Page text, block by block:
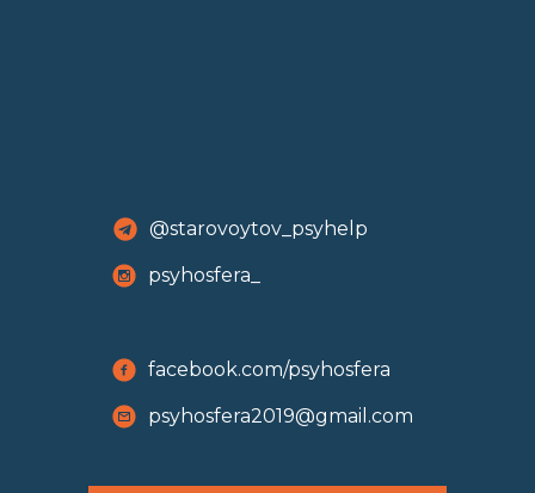
@starovoytov_psyhelp
psyhosfera_
facebook.com/psyhosfera
psyhosfera2019@gmail.com